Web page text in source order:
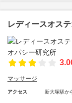
レディースオス
マッサージ
アクセス 新大塚駅か